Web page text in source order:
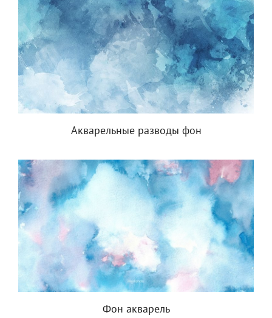
Акварельные разводы фон
Фон акварель